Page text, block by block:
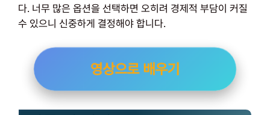
다. 너무 많은 옵션을 선택하면 오히려 경제적 부담이 커질
수 있으니 신중하게 결정해야 합니다.
영상으로 배우기